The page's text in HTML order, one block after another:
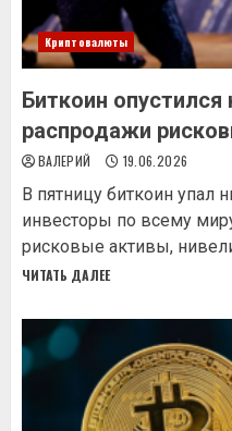
Криптовалюты
Биткоин
распродажи
ВАЛЕРИЙ 19.06.2026
В пятницу биткоин упал
инвесторы по всему
рисковые активы,
ЧИТАТЬ ДАЛЕЕ